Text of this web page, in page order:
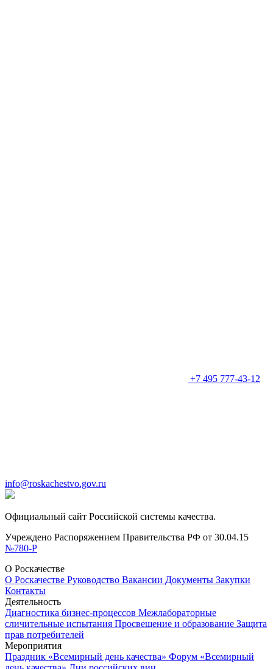
+7 495 777-43-12
info@roskachestvo.gov.ru
Официальный сайт Российской системы качества.
Учреждено Распоряжением Правительства РФ от 30.04.15
№780-Р
О Роскачестве
О Роскачестве Руководство Вакансии Документы Закупки
Контакты
Деятельность
Диагностика бизнес-процессов Межлабораторные
сличительные испытания Просвещение и образование Защита
прав потребителей
Мероприятия
Праздник «Всемирный день качества» Форум «Всемирный